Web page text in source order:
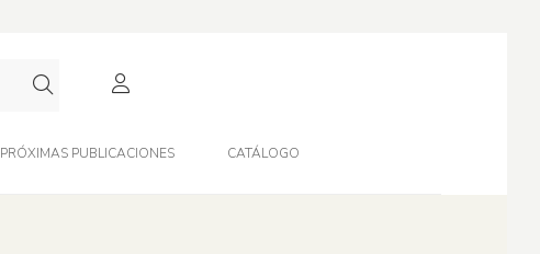
PRÓXIMAS PUBLICACIONES CATÁLOGO